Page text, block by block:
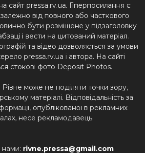
сайт pressa.rv.ua. Гіперпосилання є
від повного або часткового
бути розміщене у підзаголовку
і вести на цитований матеріал.
та відео дозволяється за умови
pressa.rv.ua і автора. На сайті
стокові фото Deposit Photos.
може не поділяти точки зору,
матеріалі. Відповідальність за
опублікованої в рекламних
несе рекламодавець.
нами: rivne.pressa@gmail.com